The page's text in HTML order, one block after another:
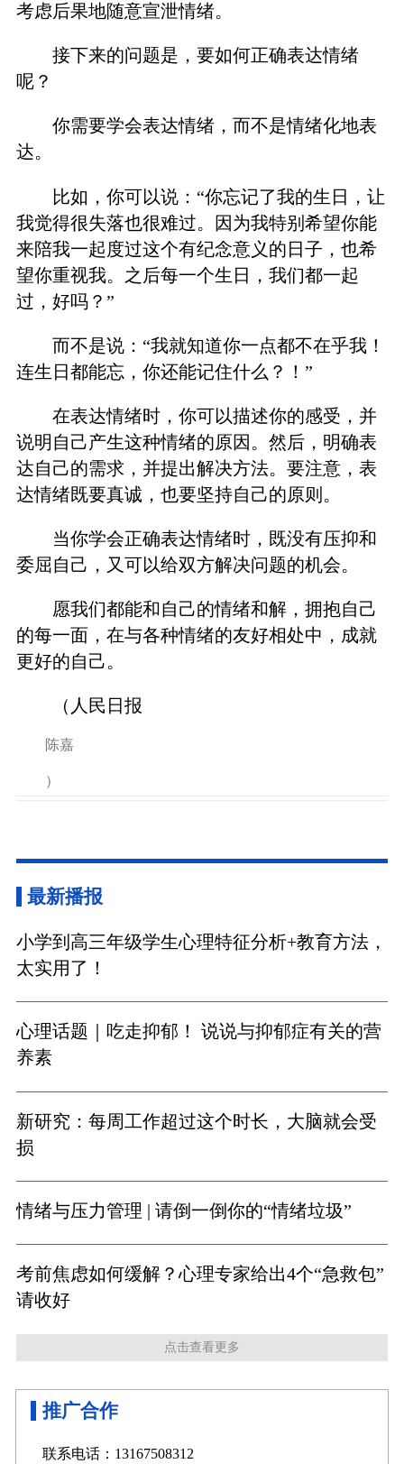
考虑后果地随意宣泄情绪。
接下来的问题是，要如何正确表达情绪
呢？
你需要学会表达情绪，而不是情绪化地表
达。
比如，你可以说：“你忘记了我的生日，让
我觉得很失落也很难过。因为我特别希望你能
来陪我一起度过这个有纪念意义的日子，也希
望你重视我。之后每一个生日，我们都一起
过，好吗？”
而不是说：“我就知道你一点都不在乎我！
连生日都能忘，你还能记住什么？！”
在表达情绪时，你可以描述你的感受，并
说明自己产生这种情绪的原因。然后，明确表
达自己的需求，并提出解决方法。要注意，表
达情绪既要真诚，也要坚持自己的原则。
当你学会正确表达情绪时，既没有压抑和
委屈自己，又可以给双方解决问题的机会。
愿我们都能和自己的情绪和解，拥抱自己
的每一面，在与各种情绪的友好相处中，成就
更好的自己。
（人民日报
陈嘉
）
最新播报
小学到高三年级学生心理特征分析+教育方法，
太实用了！
心理话题｜吃走抑郁！ 说说与抑郁症有关的营
养素
新研究：每周工作超过这个时长，大脑就会受
损
情绪与压力管理 | 请倒一倒你的“情绪垃圾”
考前焦虑如何缓解？心理专家给出4个“急救包”
请收好
点击查看更多
推广合作
联系电话：13167508312